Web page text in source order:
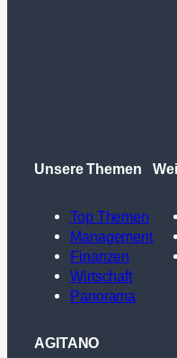
Unsere Themen
Top Themen
Management
Finanzen
Wirtschaft
Panorama
AGITANO